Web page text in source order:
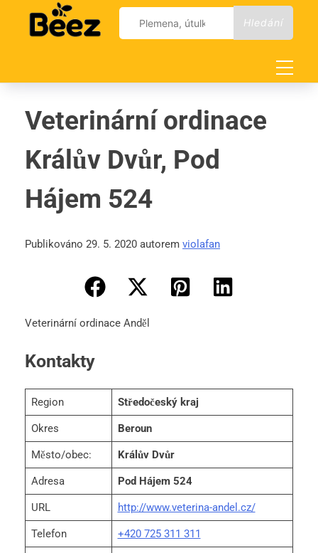
content
Vyhledávání
Veterinární ordinace
Králův Dvůr, Pod
Hájem 524
Publikováno 29. 5. 2020 autorem violafan
Veterinární ordinace Anděl
Kontakty
Region Středočeský kraj
Okres Beroun
Město/obec: Králův Dvůr
Adresa Pod Hájem 524
URL http://www.veterina-andel.cz/
Telefon +420 725 311 311